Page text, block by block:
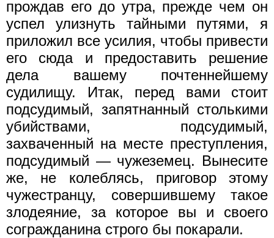
прождав его до утра, прежде чем он
успел улизнуть тайными путями, я
приложил все усилия, чтобы привести
его сюда и предоставить решение
дела вашему почтеннейшему
судилищу. Итак, перед вами стоит
подсудимый, запятнанный столькими
убийствами, подсудимый,
захваченный на месте преступления,
подсудимый — чужеземец. Вынесите
же, не колеблясь, приговор этому
чужестранцу, совершившему такое
злодеяние, за которое вы и своего
согражданина строго бы покарали.